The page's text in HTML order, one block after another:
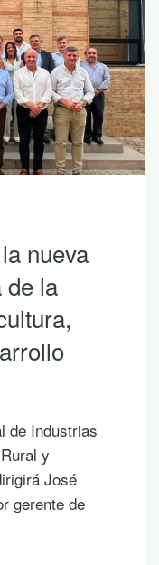
nueva
de la
de Industrias
y
José
gerente de